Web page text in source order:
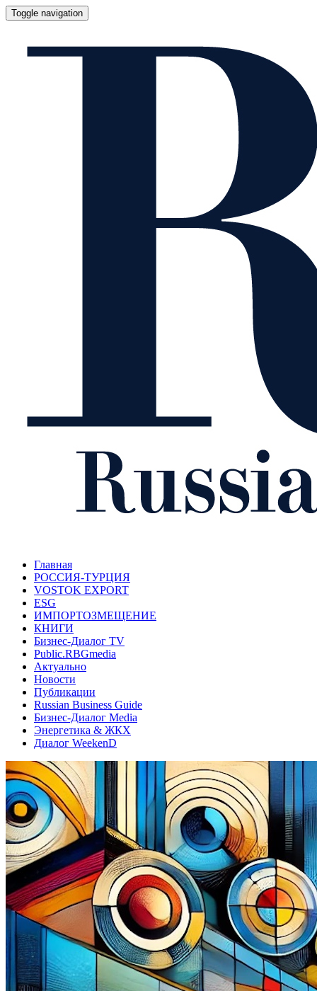
Toggle navigation
Главная
РОССИЯ-ТУРЦИЯ
VOSTOK EXPORT
ESG
ИМПОРТОЗМЕЩЕНИЕ
КНИГИ
Бизнес-Диалог TV
Public.RBGmedia
Актуально
Новости
Публикации
Russian Business Guide
Бизнес-Диалог Media
Энергетика & ЖКХ
Диалог WeekenD